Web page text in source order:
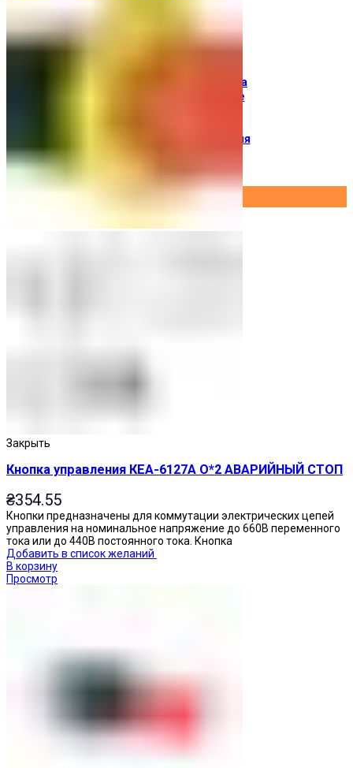
АгроДеталь
Солнечные панели
Доставка и оплата
О торговой марке
Вход / Регистрация
Закрыть
Кнопка управления КЕА-6127А О*2 АВАРИЙНЫЙ СТОП
₴354.55
Кнопки предназначены для коммутации электрических цепей
управления на номинальное напряжение до 660В переменного
тока или до 440В постоянного тока. Кнопка
Добавить в список желаний
В корзину
Просмотр